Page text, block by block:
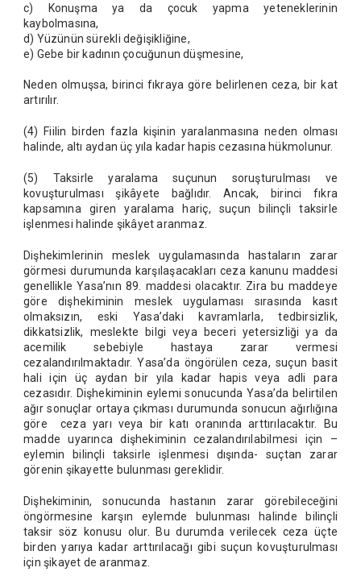
c) Konuşma ya da çocuk yapma yeteneklerinin
kaybolmasına,
d) Yüzünün sürekli değişikliğine,
e) Gebe bir kadının çocuğunun düşmesine,
Neden olmuşsa, birinci fıkraya göre belirlenen ceza, bir kat
artırılır.
(4) Fiilin birden fazla kişinin yaralanmasına neden olması
halinde, altı aydan üç yıla kadar hapis cezasına hükmolunur.
(5) Taksirle yaralama suçunun soruşturulması ve
kovuşturulması şikâyete bağlıdır. Ancak, birinci fıkra
kapsamına giren yaralama hariç, suçun bilinçli taksirle
işlenmesi halinde şikâyet aranmaz.
Dişhekimlerinin meslek uygulamasında hastaların zarar
görmesi durumunda karşılaşacakları ceza kanunu maddesi
genellikle Yasa’nın 89. maddesi olacaktır. Zira bu maddeye
göre dişhekiminin meslek uygulaması sırasında kasıt
olmaksızın, eski Yasa’daki kavramlarla, tedbirsizlik,
dikkatsizlik, meslekte bilgi veya beceri yetersizliği ya da
acemilik sebebiyle hastaya zarar vermesi
cezalandırılmaktadır. Yasa’da öngörülen ceza, suçun basit
hali için üç aydan bir yıla kadar hapis veya adli para
cezasıdır. Dişhekiminin eylemi sonucunda Yasa’da belirtilen
ağır sonuçlar ortaya çıkması durumunda sonucun ağırlığına
göre ceza yarı veya bir katı oranında arttırılacaktır. Bu
madde uyarınca dişhekiminin cezalandırılabilmesi için –
eylemin bilinçli taksirle işlenmesi dışında- suçtan zarar
görenin şikayette bulunması gereklidir.
Dişhekiminin, sonucunda hastanın zarar görebileceğini
öngörmesine karşın eylemde bulunması halinde bilinçli
taksir söz konusu olur. Bu durumda verilecek ceza üçte
birden yarıya kadar arttırılacağı gibi suçun kovuşturulması
için şikayet de aranmaz.